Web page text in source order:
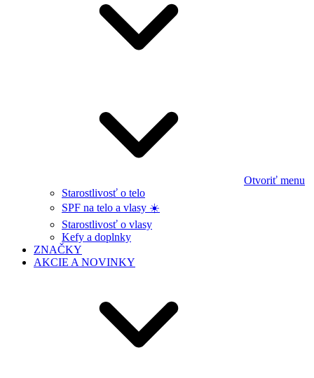
Otvoriť menu
Starostlivosť o telo
SPF na telo a vlasy ☀️
Starostlivosť o vlasy
Kefy a doplnky
ZNAČKY
AKCIE A NOVINKY